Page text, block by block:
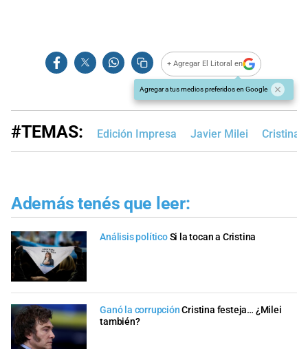
+ Agregar El Litoral en
Agregar a tus medios preferidos en Google
#TEMAS: Edición Impresa Javier Milei Cristina
Además tenés que leer:
Análisis políticoSi la tocan a Cristina
Ganó la corrupción Cristina festeja… ¿Milei
también?